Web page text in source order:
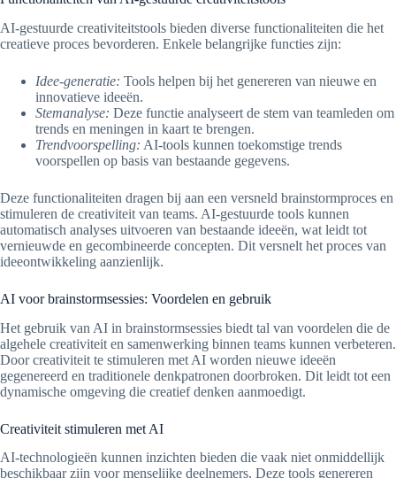
AI-gestuurde creativiteitstools bieden diverse functionaliteiten die het
creatieve proces bevorderen. Enkele belangrijke functies zijn:
Idee-generatie: Tools helpen bij het genereren van nieuwe en
innovatieve ideeën.
Stemanalyse: Deze functie analyseert de stem van teamleden om
trends en meningen in kaart te brengen.
Trendvoorspelling: AI-tools kunnen toekomstige trends
voorspellen op basis van bestaande gegevens.
Deze functionaliteiten dragen bij aan een versneld brainstormproces en
stimuleren de creativiteit van teams. AI-gestuurde tools kunnen
automatisch analyses uitvoeren van bestaande ideeën, wat leidt tot
vernieuwde en gecombineerde concepten. Dit versnelt het proces van
ideeontwikkeling aanzienlijk.
AI voor brainstormsessies: Voordelen en gebruik
Het gebruik van AI in brainstormsessies biedt tal van voordelen die de
algehele creativiteit en samenwerking binnen teams kunnen verbeteren.
Door creativiteit te stimuleren met AI worden nieuwe ideeën
gegenereerd en traditionele denkpatronen doorbroken. Dit leidt tot een
dynamische omgeving die creatief denken aanmoedigt.
Creativiteit stimuleren met AI
AI-technologieën kunnen inzichten bieden die vaak niet onmiddellijk
beschikbaar zijn voor menselijke deelnemers. Deze tools genereren